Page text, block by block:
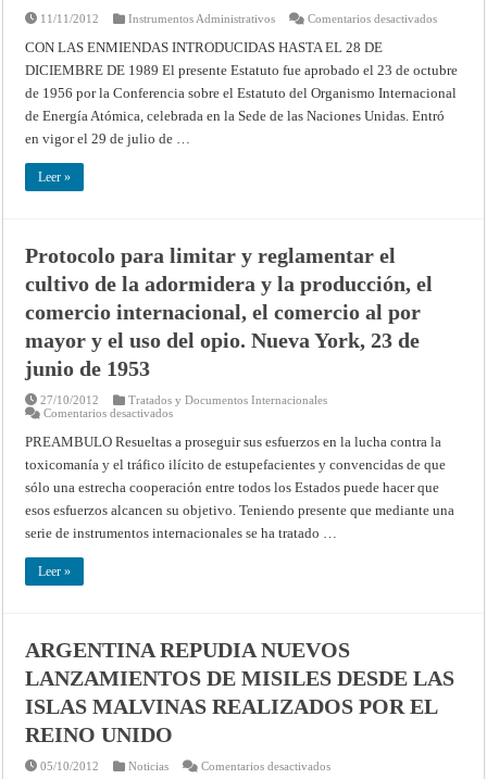
11/11/2012 Instrumentos Administrativos Comentarios desactivadosen
Energía
Atómica
(OIEA)
CON LAS ENMIENDAS INTRODUCIDAS HASTA EL 28 DE
DICIEMBRE DE 1989 El presente Estatuto fue aprobado el 23 de octubre
de 1956 por la Conferencia sobre el Estatuto del Organismo Internacional
de Energía Atómica, celebrada en la Sede de las Naciones Unidas. Entró
en vigor el 29 de julio de …
Leer »
Protocolo para limitar y reglamentar el
cultivo de la adormidera y la producción, el
comercio internacional, el comercio al por
mayor y el uso del opio. Nueva York, 23 de
junio de 1953
27/10/2012
Tratados y Documentos Internacionales
Comentarios desactivadosen
para
limitar
y
el
cultivo
de
la
adormidera
comercio
al
por
mayor
y
el
Nueva
PREAMBULO Resueltas a proseguir sus esfuerzos en la lucha contra la
toxicomanía y el tráfico ilícito de estupefacientes y convencidas de que
sólo una estrecha cooperación entre todos los Estados puede hacer que
esos esfuerzos alcancen su objetivo. Teniendo presente que mediante una
serie de instrumentos internacionales se ha tratado …
Leer »
ARGENTINA REPUDIA NUEVOS
LANZAMIENTOS DE MISILES DESDE LAS
ISLAS MALVINAS REALIZADOS POR EL
REINO UNIDO
05/10/2012 Noticias Comentarios desactivadosen